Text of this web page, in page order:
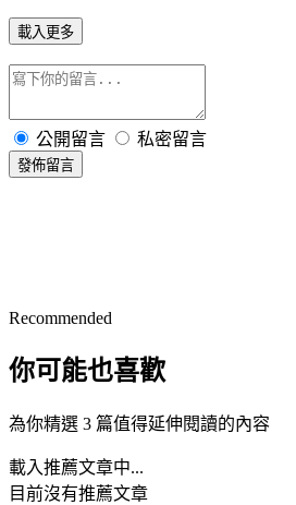
載入更多
公開留言 私密留言
發佈留言
Recommended
你可能也喜歡
為你精選 3 篇值得延伸閱讀的內容
載入推薦文章中...
目前沒有推薦文章